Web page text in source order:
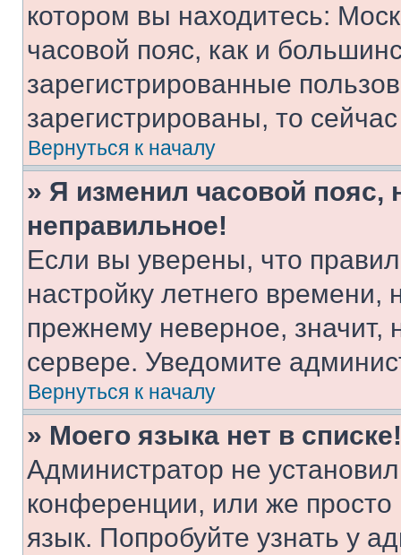
котором вы находитесь:
часовой пояс, как и
зарегистрированные
зарегистрированы, то
Вернуться к началу
» Я изменил часовой пояс,
неправильное!
Если вы уверены, что
настройку летнего
прежнему неверное, значит,
сервере. Уведомите
Вернуться к началу
» Моего языка нет в списке!
Администратор не
конференции, или же
язык. Попробуйте узнать у